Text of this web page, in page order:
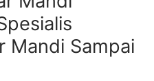
Mandi Sampai